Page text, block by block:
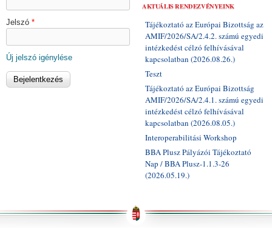
Jelszó *
Új jelszó igénylése
AKTUÁLIS RENDEZVÉNYEINK
Tájékoztató az Európai Bizottság az
AMIF/2026/SA/2.4.2. számú egyedi
intézkedést célzó felhívásával
kapcsolatban (2026.08.26.)
Teszt
Tájékoztató az Európai Bizottság
AMIF/2026/SA/2.4.1. számú egyedi
intézkedést célzó felhívásával
kapcsolatban (2026.08.05.)
Interoperabilitási Workshop
BBA Plusz Pályázói Tájékoztató
Nap / BBA Plusz-1.1.3-26
(2026.05.19.)